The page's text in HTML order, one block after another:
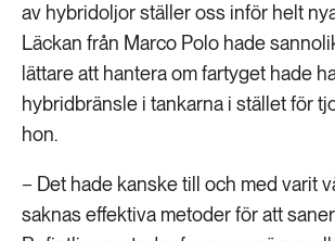
av hybridoljor ställer oss inför helt
Läckan från Marco Polo hade
lättare att hantera om fartyget hade
hybridbränsle i tankarna i stället för
hon.
− Det hade kanske till och med varit
saknas effektiva metoder för att